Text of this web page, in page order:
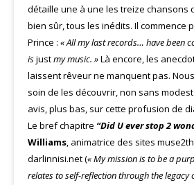
détaille une à une les treize chansons
bien sûr, tous les inédits. Il commence
Prince : « All my last records… have been
isjustmy music. »Là encore, les
laissent rêveur ne manquent pas.
soin de les découvrir, non sans
avis, plus bas, sur cette profusion de
Le bref chapitre “Did U ever stop 2
Williams, animatrice des sites
darlinnisi.net (« My mission is to be a
relates to self-reflection through the legacy